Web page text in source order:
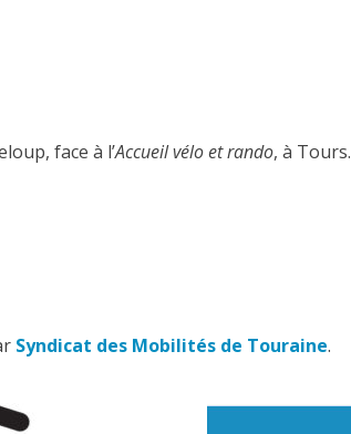
face à l’Accueilvélo et rando, à Tours.
Syndicat des Mobilités de Touraine.